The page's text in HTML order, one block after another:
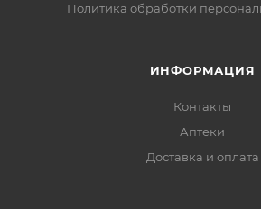
Политика обработки
ИНФОРМАЦИЯ
Контакты
Аптеки
Доставка и оплата